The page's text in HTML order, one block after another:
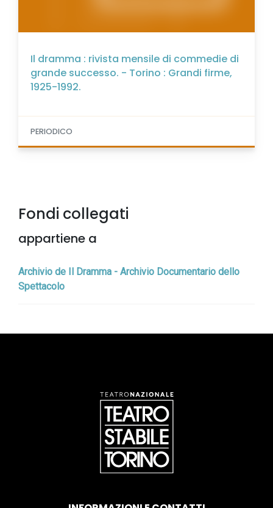
Il dramma : rivista mensile di commedie di
grande successo. - Torino : Grandi firme,
1925-1992.
PERIODICO
Fondi collegati
appartiene a
Archivio de Il Dramma - Archivio Documentario dello
Spettacolo